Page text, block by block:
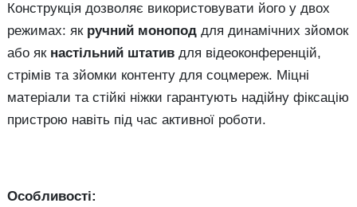
Конструкція дозволяє використовувати його у двох
режимах: як ручний монопод для динамічних зйомок
або як настільний штатив для відеоконференцій,
стрімів та зйомки контенту для соцмереж. Міцні
матеріали та стійкі ніжки гарантують надійну фіксацію
пристрою навіть під час активної роботи.
Особливості: